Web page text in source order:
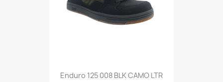
Enduro 125 008 BLK CAMO LTR